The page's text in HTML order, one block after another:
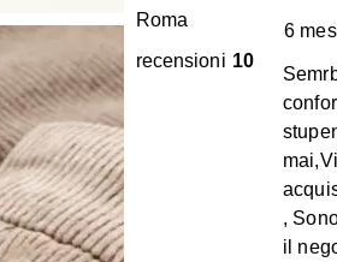
Roma
recensioni 10
6
,
il